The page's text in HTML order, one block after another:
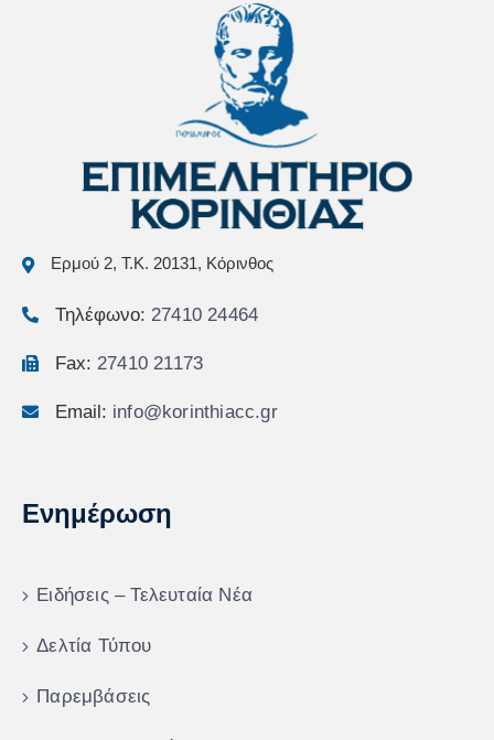
Ερμού 2, Τ.Κ. 20131, Κόρινθος
Τηλέφωνο: 27410 24464
Fax: 27410 21173
Email: info@korinthiacc.gr
Ενημέρωση
Ειδήσεις – Τελευταία Νέα
Δελτία Τύπου
Παρεμβάσεις